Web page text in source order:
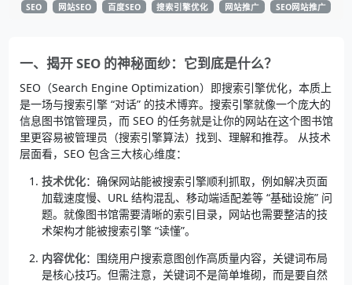
SEO 网站SEO 百度SEO 搜索引擎优化 网站推广 SEO网站推广
一、揭开 SEO 的神秘面纱：它到底是什么？
SEO（Search Engine Optimization）即搜索引擎优化，本质上
是一场与搜索引擎 “对话” 的技术博弈。搜索引擎就像一个庞大的
信息图书馆管理员，而 SEO 的任务就是让你的网站在这个图书馆
里更容易被管理员（搜索引擎算法）找到、理解和推荐。 从技术
层面看，SEO 包含三大核心维度：
技术优化：确保网站能被搜索引擎顺利抓取，例如解决页面
加载速度慢、URL 结构混乱、移动端适配差等 “基础设施” 问
题。就像图书馆需要清晰的索引目录，网站也需要整洁的技
术架构才能被搜索引擎 “读懂”。
内容优化：围绕用户搜索意图创作高质量内容，关键词布局
是核心技巧。但需注意，关键词不是简单堆砌，而是要自然